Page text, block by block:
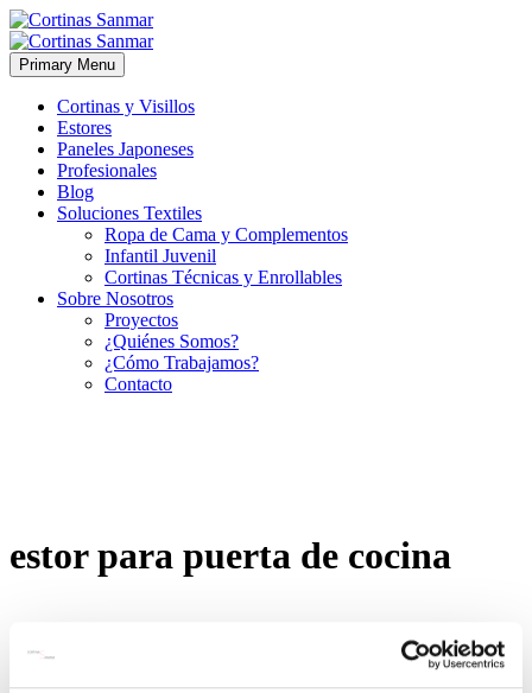
Primary Menu
Cortinas y Visillos
Estores
Paneles Japoneses
Profesionales
Blog
Soluciones Textiles
Ropa de Cama y Complementos
Infantil Juvenil
Cortinas Técnicas y Enrollables
Sobre Nosotros
Proyectos
¿Quiénes Somos?
¿Cómo Trabajamos?
Contacto
estor para puerta de cocina